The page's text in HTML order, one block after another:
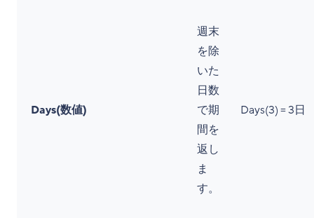
Days(数値)
週末
を除
いた
日数
で期
間を
返し
ま
す。
Days(3) = 3日